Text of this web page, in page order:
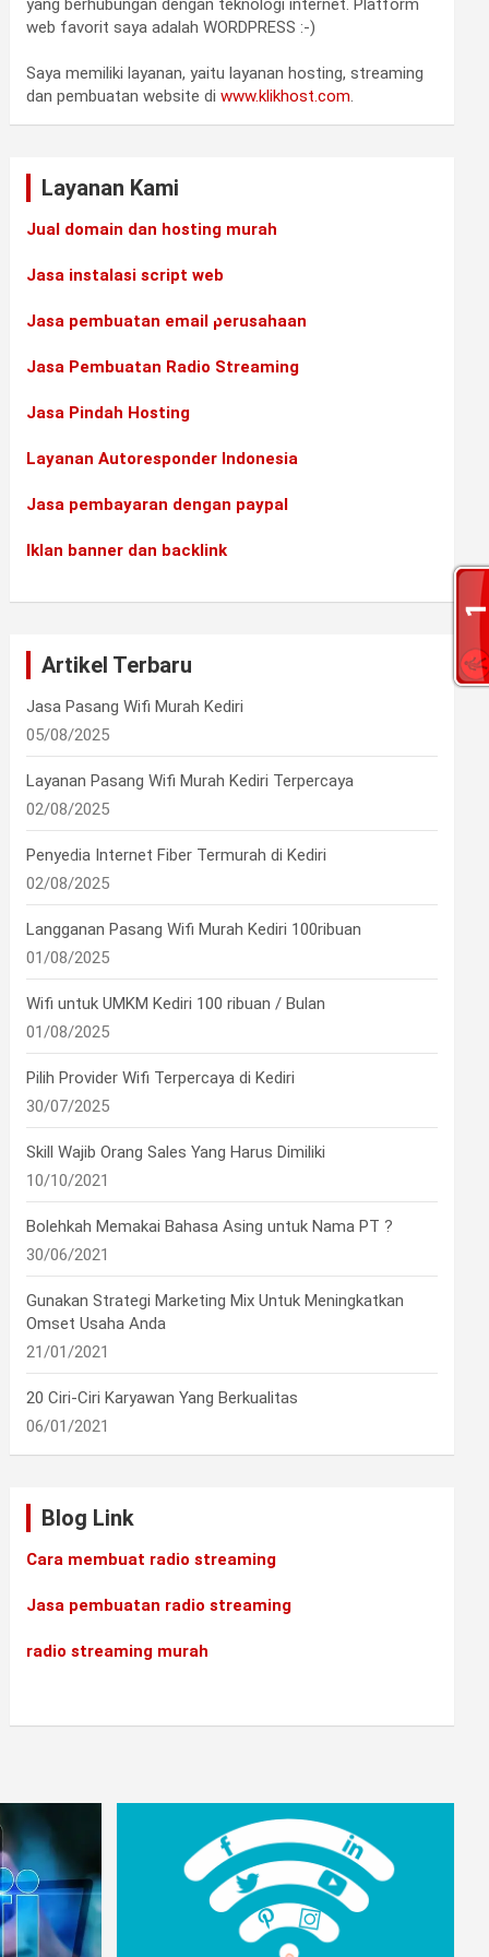
yang berhubungan dengan teknologi internet. Platform
web favorit saya adalah WORDPRESS :-)
Saya memiliki layanan, yaitu layanan hosting, streaming
dan pembuatan website diwww.klikhost.com.
Layanan Kami
Jual domain dan hosting murah
Jasa instalasi script web
Jasa pembuatan email perusahaan
Jasa Pembuatan Radio Streaming
Jasa Pindah Hosting
Layanan Autoresponder Indonesia
Jasa pembayaran dengan paypal
Iklan banner dan backlink
Artikel Terbaru
Jasa Pasang Wifi Murah Kediri
05/08/2025
Layanan Pasang Wifi Murah Kediri Terpercaya
02/08/2025
Penyedia Internet Fiber Termurah di Kediri
02/08/2025
Langganan Pasang Wifi Murah Kediri 100ribuan
01/08/2025
Wifi untuk UMKM Kediri 100 ribuan / Bulan
01/08/2025
Pilih Provider Wifi Terpercaya di Kediri
30/07/2025
Skill Wajib Orang Sales Yang Harus Dimiliki
10/10/2021
Bolehkah Memakai Bahasa Asing untuk Nama PT ?
30/06/2021
Gunakan Strategi Marketing Mix Untuk Meningkatkan
Omset Usaha Anda
21/01/2021
20 Ciri-Ciri Karyawan Yang Berkualitas
06/01/2021
Blog Link
Cara membuat radio streaming
Jasa pembuatan radio streaming
radio streaming murah
•
•
•
•